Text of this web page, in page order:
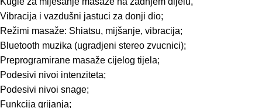
Vibracija i vazdušni jastuci za donji dio;
Režimi masaže: Shiatsu, mijšanje, vibracija;
Bluetooth muzika (ugradjeni stereo zvucnici);
Preprogramirane masaže cijelog tijela;
Podesivi nivoi intenziteta;
Podesivi nivoi snage;
Funkcija grijanja;